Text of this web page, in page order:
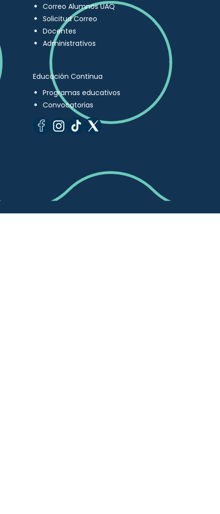
Correo Alumnos UAQ
Solicitud Correo
Docentes
Administrativos
Educación Continua
Programas educativos
Convocatorias